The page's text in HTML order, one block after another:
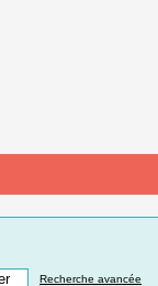
Recherche avancée